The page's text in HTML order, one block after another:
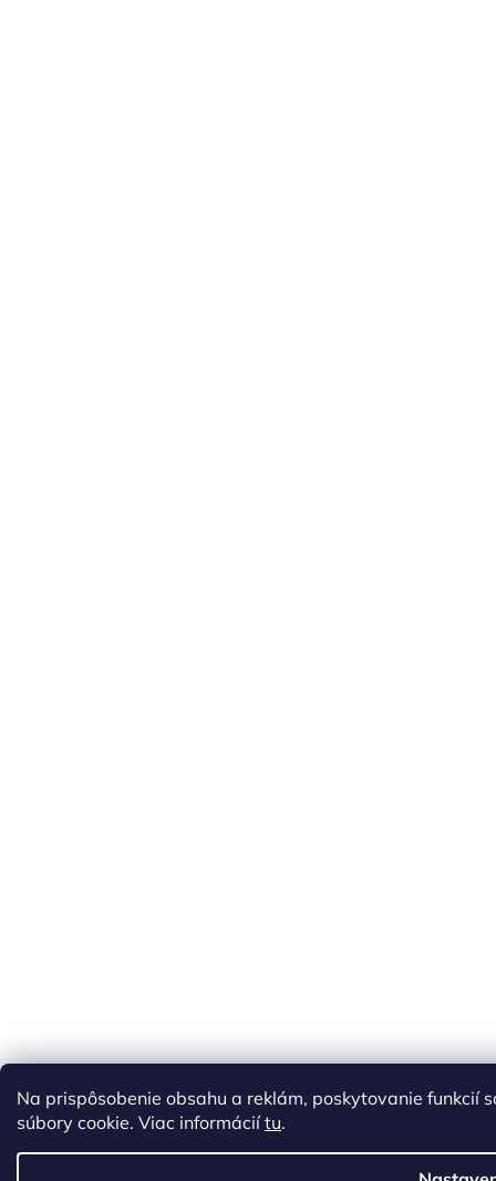
Na prispôsobenie obsahu a reklám, poskytovanie funkcií
súbory cookie. Viac informáciítu.